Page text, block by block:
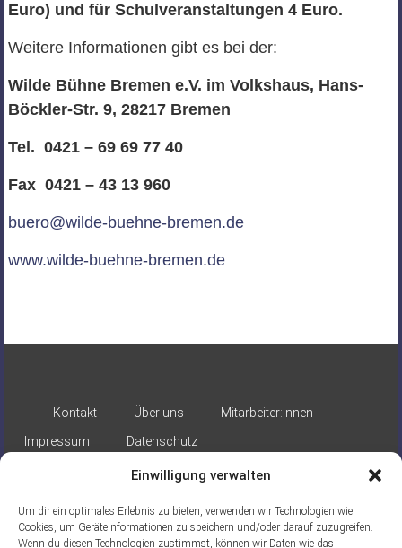
Einwilligung verwalten
Um dir ein optimales Erlebnis zu bieten, verwenden wir Technologien wie
Cookies, um Geräteinformationen zu speichern und/oder darauf zuzugreifen.
Wenn du diesen Technologien zustimmst, können wir Daten wie das
Euro) und für Schulveranstaltungen 4 Euro.
Weitere Informationen gibt es bei der:
Wilde Bühne Bremen e.V. im Volkshaus, Hans-
Böckler-Str. 9, 28217 Bremen
Tel. 0421 – 69 69 77 40
Fax 0421 – 43 13 960
buero@wilde-buehne-bremen.de
www.wilde-buehne-bremen.de
Kontakt Über uns
Mitarbeiter:innen
Impressum
Datenschutz